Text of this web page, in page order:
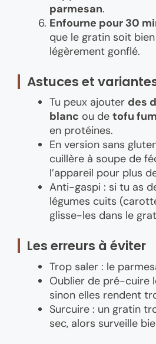
parmesan.
Enfourne pour 30
que le gratin soit
légèrement gonflé.
Astuces et
Tu peux ajouter des
blanc ou de tofu
en protéines.
En version sans
cuillère à soupe de
l’appareil pour plus
Anti-gaspi : si tu as
légumes cuits
glisse-les dans le
Les erreurs à éviter
Trop saler : le
Oublier de pré-cuire
sinon elles rendent
Surcuire : un gratin
sec, alors surveille